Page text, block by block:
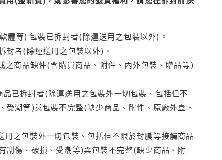
體等) 包裝已拆封者(除運送用之包裝以外)。
封者(除運送用之包裝以外)。
商品缺件(含購買商品、附件、內外包裝、贈品等)
已拆封者(除運送用之包裝外一切包裝、包括但不
潮等)與包裝不完整(缺少商品、附件、原廠外盒、
之包裝外一切包裝、包括但不限於封膜等接觸商品
刮傷、破損、受潮等)與包裝不完整(缺少商品、附